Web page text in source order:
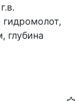
глубина